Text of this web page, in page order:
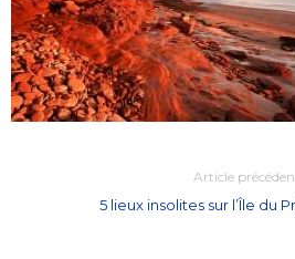
Article
5 lieux insolites sur l’Île du